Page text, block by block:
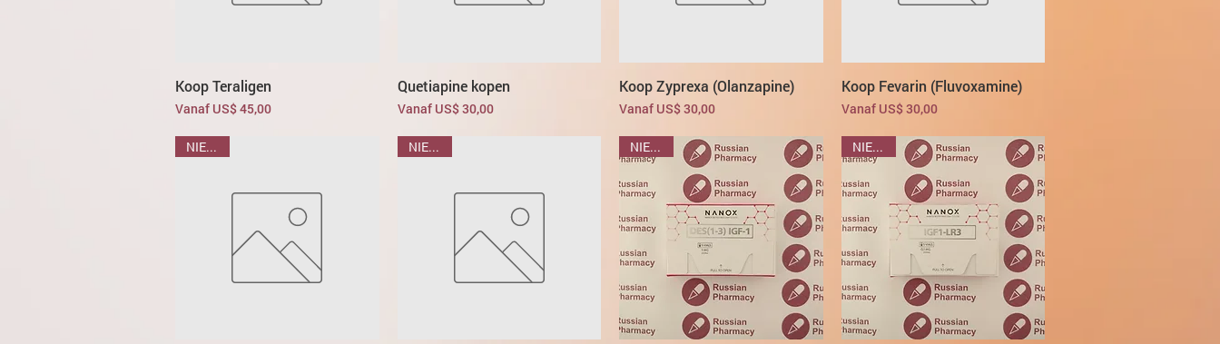
Koop Teraligen
Vanaf US$ 45,00
Verkoopprijs
Quetiapine kopen
Vanaf US$ 30,00
Verkoopprijs
Koop Zyprexa (Olanzapine)
Vanaf US$ 30,00
Verkoopprijs
Koop Fevarin (Fluvoxamine)
Vanaf US$ 30,00
Verkoopprijs
NIEUWE NIEUWE NIEUWE NIEUWE